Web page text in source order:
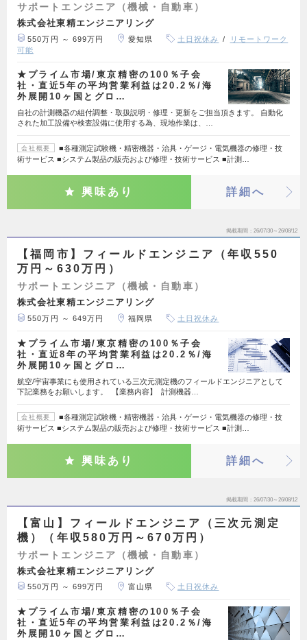
サポートエンジニア（機械・自動車）
株式会社東精エンジニアリング
550万円 ～ 699万円 愛知県 土日祝休み
リモートワーク
可能
★プライム市場/東京精密の100％子会
社・直近5年の平均営業利益は20.2％/海
外展開10ヶ国とグロ…
自社の計測機器の組付調整・取扱説明・修理・更新をご担当頂きます。 自動化
された加工設備や検査設備に使用する為、現地作業は、…
会社概要
■各種測定試験機・精密機器・治具・ゲージ・電気機器の修理・技
術サービス ■システム製品の販売および修理・技術サービス ■計測…
興味あり 詳細へ
掲載期間 26/07/30～26/08/12
【福岡市】フィールドエンジニア（年収550
万円～630万円）
サポートエンジニア（機械・自動車）
株式会社東精エンジニアリング
550万円 ～ 649万円 福岡県 土日祝休み
★プライム市場/東京精密の100％子会
社・直近8年の平均営業利益は20.2％/海
外展開10ヶ国とグロ…
航空/宇宙事業にも使用されている三次元測定機のフィールドエンジニアとして
下記業務をお願いします。 【業務内容】 計測機器…
会社概要
■各種測定試験機・精密機器・治具・ゲージ・電気機器の修理・技
術サービス ■システム製品の販売および修理・技術サービス ■計測…
興味あり 詳細へ
掲載期間 26/07/30～26/08/12
【富山】フィールドエンジニア（三次元測定
機）（年収580万円～670万円）
サポートエンジニア（機械・自動車）
株式会社東精エンジニアリング
550万円 ～ 699万円 富山県 土日祝休み
★プライム市場/東京精密の100％子会
社・直近5年の平均営業利益は20.2％/海
外展開10ヶ国とグロ…